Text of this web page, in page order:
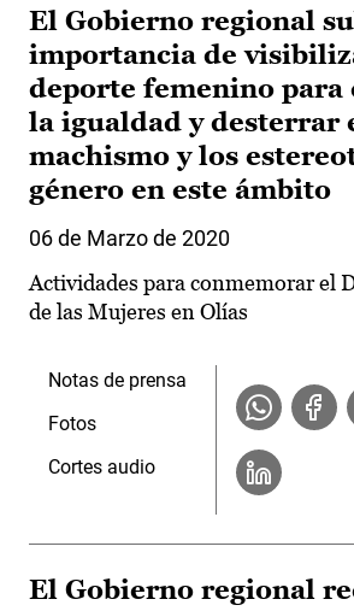
El Gobierno regional
importancia de
deporte femenino para
la igualdad y desterrar
machismo y los
género en este ámbito
06 de Marzo de 2020
Actividades para conmemorar el
de las Mujeres en Olías
Notas de prensa
Fotos
Cortes audio
El Gobierno regional